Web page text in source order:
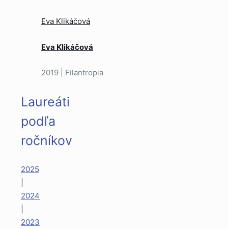
Eva Klikáčová
Eva Klikáčová
2019 | Filantropia
Laureáti
podľa
ročníkov
2025
2024
2023